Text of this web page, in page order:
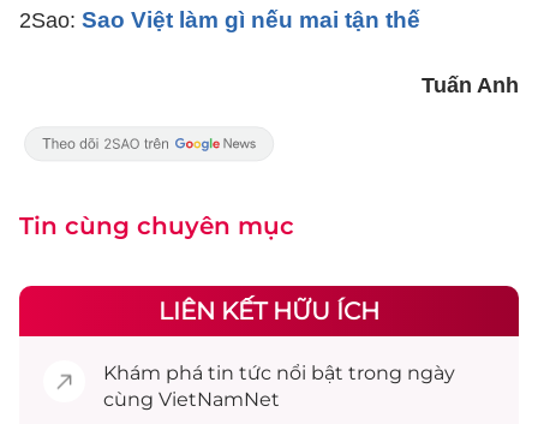
2Sao: Sao Việt làm gì nếu mai tận thế
Tuấn Anh
Tin cùng chuyên mục
LIÊN KẾT HỮU ÍCH
Khám phá tin tức nổi bật trong ngày
cùng VietNamNet